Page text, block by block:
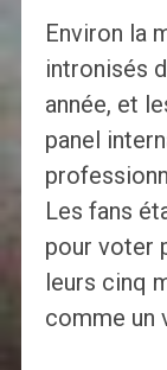
Environ la
intronisés
année, et
panel
Les fans
pour voter
leurs cinq
comme un